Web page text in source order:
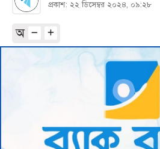
প্রকাশ: ২২ ডিসেম্বর ২০২৪, ০৯:২৮
অ